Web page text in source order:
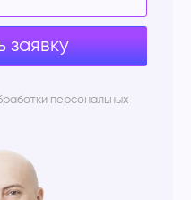
заявку
персональных